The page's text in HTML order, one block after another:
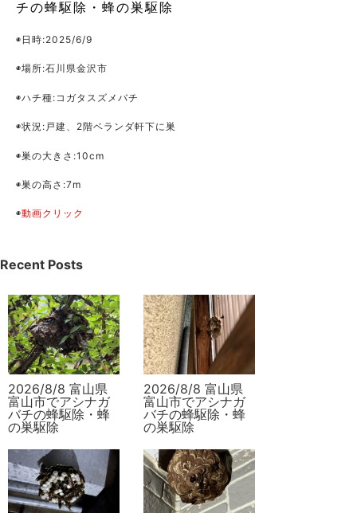
チの蜂駆除・蜂の巣駆除
◉日時:2025/6/9
◉場所:石川県金沢市
◉ハチ種:コガタスズメバチ
◉状況:戸建、2階ベランダ軒下に巣
◉巣の大きさ:10cm
◉巣の高さ:7m
◉動画クリック
Recent Posts
2026/8/8 富山県
富山市でアシナガ
バチの蜂駆除・蜂
の巣駆除
2026/8/8 富山県
富山市でアシナガ
バチの蜂駆除・蜂
の巣駆除